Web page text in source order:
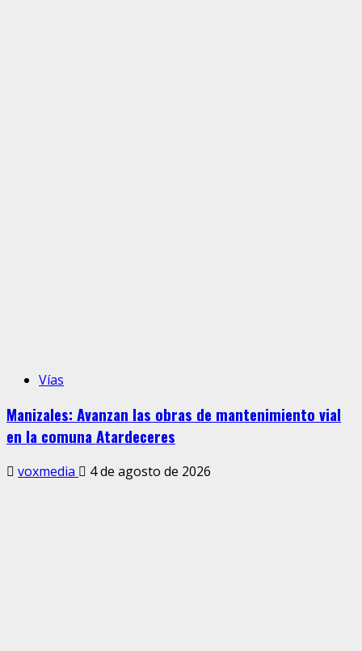
Vías
Manizales: Avanzan las obras de mantenimiento vial
en la comuna Atardeceres
voxmedia 4 de agosto de 2026